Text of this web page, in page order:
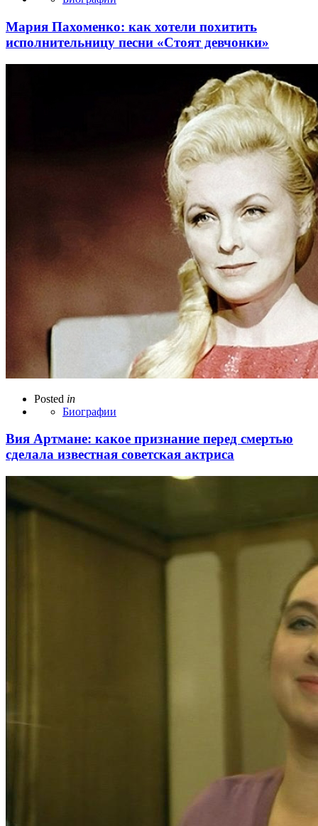
Мария Пахоменко: как хотели похитить
исполнительницу песни «Стоят девчонки»
Posted in
Биографии
Вия Артмане: какое признание перед смертью
сделала известная советская актриса